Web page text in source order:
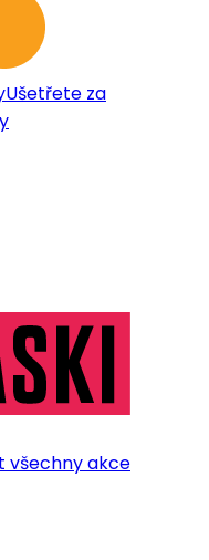
Ušetřete za
všechny akce